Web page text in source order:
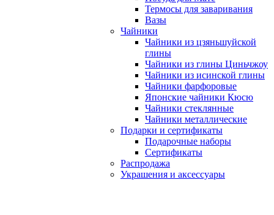
Термосы для заваривания
Вазы
Чайники
Чайники из цзяньшуйской
глины
Чайники из глины Циньчжоу
Чайники из исинской глины
Чайники фарфоровые
Японские чайники Кюсю
Чайники стеклянные
Чайники металлические
Подарки и сертификаты
Подарочные наборы
Сертификаты
Распродажа
Украшения и аксессуары